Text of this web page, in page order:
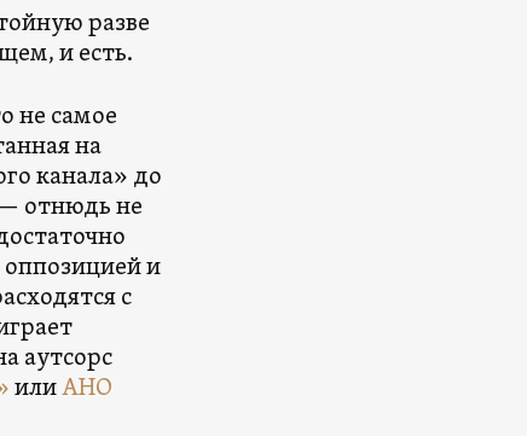
разве
и есть.
не самое
на
канала» до
отнюдь не
и
с
аутсорс
илиАНО